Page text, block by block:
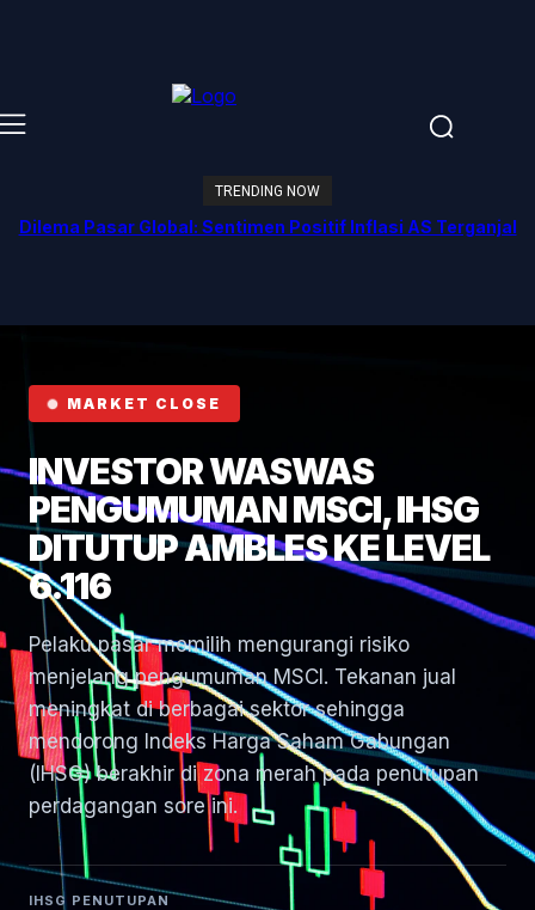
TRENDING NOW
Dilema Pasar Global: Sentimen Positif Inflasi AS Terganjal
MARKET CLOSE
INVESTOR WASWAS
PENGUMUMAN MSCI, IHSG
DITUTUP AMBLES KE LEVEL
6.116
Pelaku pasar memilih mengurangi risiko
menjelang pengumuman MSCI. Tekanan jual
meningkat di berbagai sektor sehingga
mendorong Indeks Harga Saham Gabungan
(IHSG) berakhir di zona merah pada penutupan
perdagangan sore ini.
IHSG PENUTUPAN